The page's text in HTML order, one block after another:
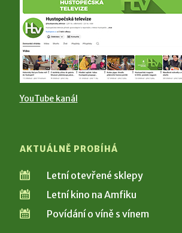
YouTube kanál
AKTUÁLNĚ PROBÍHÁ
Letní otevřené sklepy
Letní kino na Amfiku
Povídání o víně s vínem